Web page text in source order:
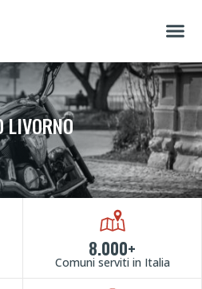
LIVORNO
8.000+
Comuni serviti in Italia